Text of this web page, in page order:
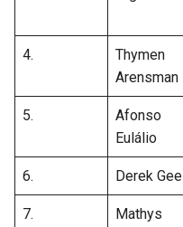
PANTHERS
BUCCANEERS
JAZZ
4.
Thymen
Arensman
5.
Afonso
Eulálio
6. Derek Gee
7.
Mathys